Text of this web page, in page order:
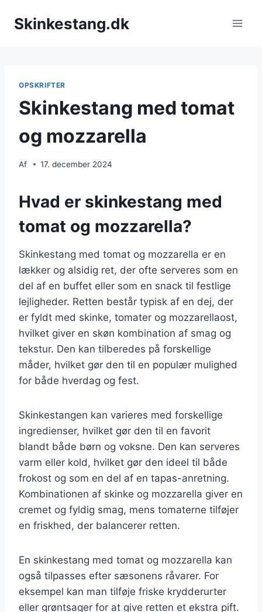
Skinkestang.dk
OPSKRIFTER
Skinkestang med tomat
og mozzarella
Af 17. december 2024
Hvad er skinkestang med
tomat og mozzarella?
Skinkestang med tomat og mozzarella er en
lækker og alsidig ret, der ofte serveres som en
del af en buffet eller som en snack til festlige
lejligheder. Retten består typisk af en dej, der
er fyldt med skinke, tomater og mozzarellaost,
hvilket giver en skøn kombination af smag og
tekstur. Den kan tilberedes på forskellige
måder, hvilket gør den til en populær mulighed
for både hverdag og fest.
Skinkestangen kan varieres med forskellige
ingredienser, hvilket gør den til en favorit
blandt både børn og voksne. Den kan serveres
varm eller kold, hvilket gør den ideel til både
frokost og som en del af en tapas-anretning.
Kombinationen af skinke og mozzarella giver en
cremet og fyldig smag, mens tomaterne tilføjer
en friskhed, der balancerer retten.
En skinkestang med tomat og mozzarella kan
også tilpasses efter sæsonens råvarer. For
eksempel kan man tilføje friske krydderurter
eller grøntsager for at give retten et ekstra pift.